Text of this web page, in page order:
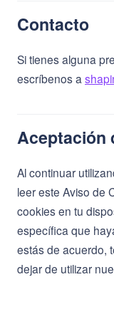
Contacto
Si tienes alguna
escríbenos a
Aceptación
Al continuar
leer este Aviso de
cookies en tu
específica que
estás de acuerdo,
dejar de utilizar